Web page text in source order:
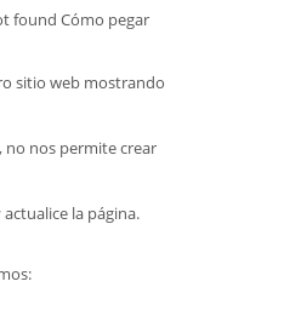
found Cómo pegar
sitio web mostrando
no nos permite crear
la página.